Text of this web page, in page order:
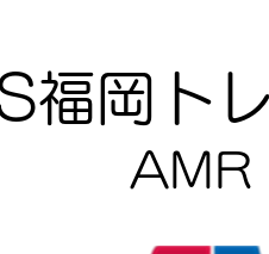
福岡ト
AMR